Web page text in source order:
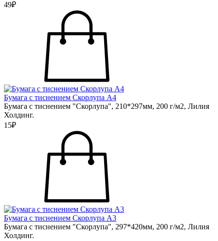
49₽
Бумага с тиснением Скорлупа А4
Бумага с тиснением "Скорлупа", 210*297мм, 200 г/м2, Лилия
Холдинг.
15₽
Бумага с тиснением Скорлупа А3
Бумага с тиснением "Скорлупа", 297*420мм, 200 г/м2, Лилия
Холдинг.